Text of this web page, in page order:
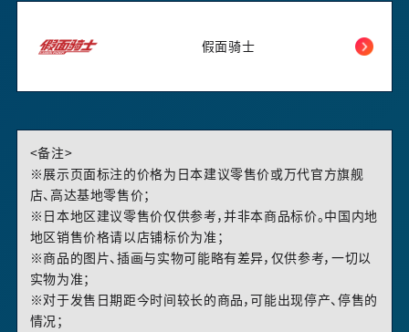
假面骑士
<备注>
※展示页面标注的价格为日本建议零售价或万代官方旗舰
店、高达基地零售价；
※日本地区建议零售价仅供参考，并非本商品标价。中国内地
地区销售价格请以店铺标价为准；
※商品的图片、插画与实物可能略有差异，仅供参考，一切以
实物为准；
※对于发售日期距今时间较长的商品，可能出现停产、停售的
情况；